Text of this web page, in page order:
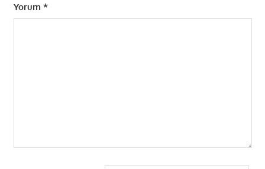
Yorum *